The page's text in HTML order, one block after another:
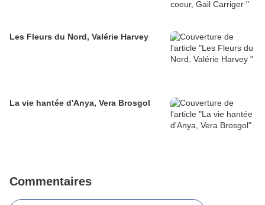
Les Fleurs du Nord, Valérie Harvey
La vie hantée d'Anya, Vera Brosgol
Commentaires